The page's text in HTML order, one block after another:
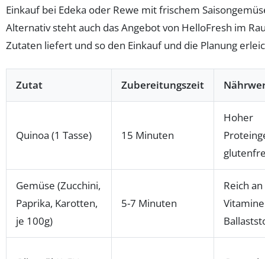
Einkauf bei Edeka oder Rewe mit frischem
Alternativ steht auch das Angebot von HelloFresh im
Zutaten liefert und so den Einkauf und die Planung
Zutat Zubereitungszeit
Quinoa (1 Tasse) 15 Minuten
Hoher
Gemüse (Zucchini,
Paprika, Karotten,
je 100g)
5-7 Minuten
Reich an